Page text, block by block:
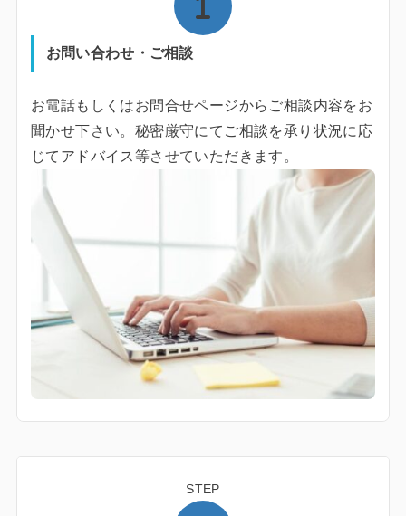
お問い合わせ・ご相談
お電話もしくはお問合せページからご相談内容をお
聞かせ下さい。秘密厳守にてご相談を承り状況に応
じてアドバイス等させていただきます。
STEP